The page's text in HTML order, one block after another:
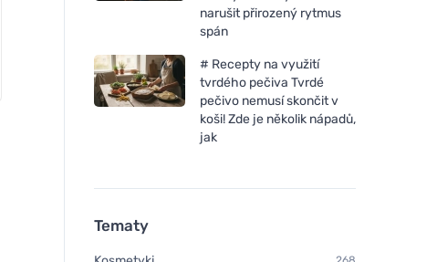
Bombus Raw Protein Salty
Neobotanics
- układ limfatyczny
naczyniowy
narušit přirozený rytmus
spán
# Recepty na využití
tvrdého pečiva Tvrdé
pečivo nemusí skončit v
koši! Zde je několik nápadů,
jak
Tematy